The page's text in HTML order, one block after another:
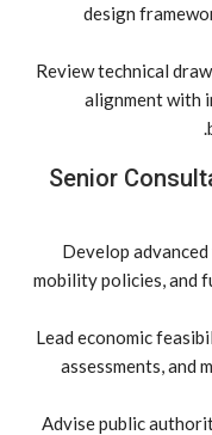
design
Review technical
alignment with
5- Senior
Develop
mobility policies, and
Lead economic
assessments, and
Advise public